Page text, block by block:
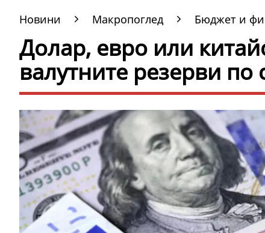
Новини Макропоглед Бюджет и
Долар, евро или
валутните резерви по